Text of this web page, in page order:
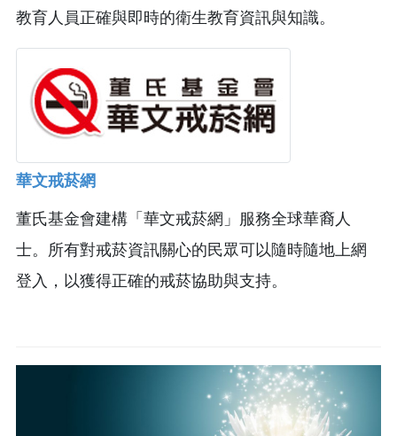
教育人員正確與即時的衛生教育資訊與知識。
華文戒菸網
董氏基金會建構「華文戒菸網」服務全球華裔人
士。所有對戒菸資訊關心的民眾可以隨時隨地上網
登入，以獲得正確的戒菸協助與支持。